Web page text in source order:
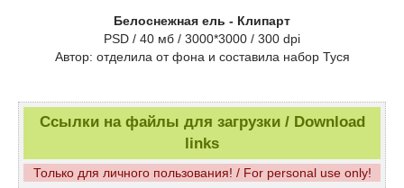
Белоснежная ель - Клипарт
PSD / 40 мб / 3000*3000 / 300 dpi
Автор: отделила от фона и составила набор Туся
Ссылки на файлы для загрузки / Download
links
Только для личного пользования! / For personal use only!